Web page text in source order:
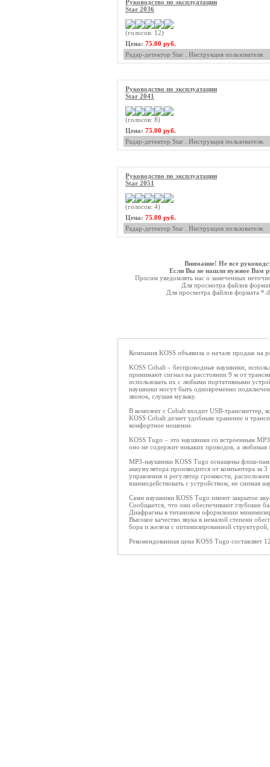
Руководство по эксплуатации
Star 2036
(голосов: 12)
Цена: 75.00 руб.
Радар-детектор Star . Инструкция пользователя.
Руководство по эксплуатации
Star 2041
(голосов: 8)
Цена: 75.00 руб.
Радар-детектор Star . Инструкция пользователя.
Руководство по эксплуатации
Star 2051
(голосов: 4)
Цена: 75.00 руб.
Радар-детектор Star . Инструкция пользователя.
Внимание! Не все
Если Вы не нашли нужное Вам
Просим уведомлять нас о замеченных
Для просмотра файлов
Для просмотра файлов формата
Компания KOSS объявила о начале продаж на
KOSS Cobalt – беспроводные наушники,
принимают сигнал на расстоянии 9 м от
использовать их с любыми портативными
наушники могут быть одновременно
звонок, слушая музыку.
В комплект с Cobalt входит USB-трансмиттер,
KOSS Cobalt делает удобным хранение и
комфортное ношение.
KOSS Tugo – это наушники со встроенным
оно не содержит никаких проводов, а любимая
MP3-наушники KOSS Tugo оснащены флэш-
аккумулятора производится от компьютера за
управления и регулятор громкости,
взаимодействовать с устройством, не снимая
Сами наушники KOSS Tugo имеют закрытое
Сообщается, что они обеспечивают глубокие
Диафрагмы в титановом оформлении
Высокое качество звука в немалой степени
бора и железа с оптимизированной
Рекомендованная цена KOSS Tugo